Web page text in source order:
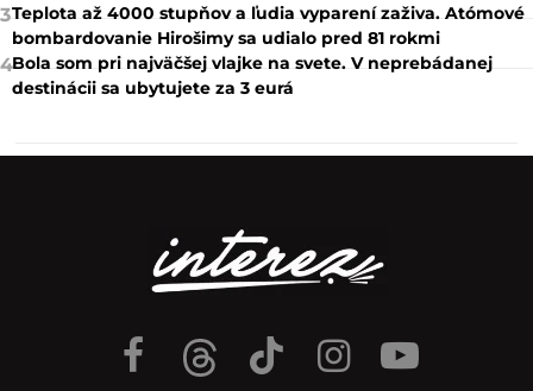
3Teplota až 4000 stupňov a ľudia vyparení zaživa. Atómové
bombardovanie Hirošimy sa udialo pred 81 rokmi
4Bola som pri najväčšej vlajke na svete. V neprebádanej
destinácii sa ubytujete za 3 eurá